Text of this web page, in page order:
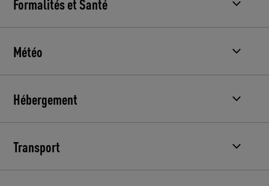
Formalités et Santé
Météo
Hébergement
Transport